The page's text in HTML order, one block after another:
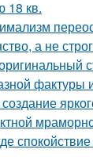
18 кв.
а не
фактуры